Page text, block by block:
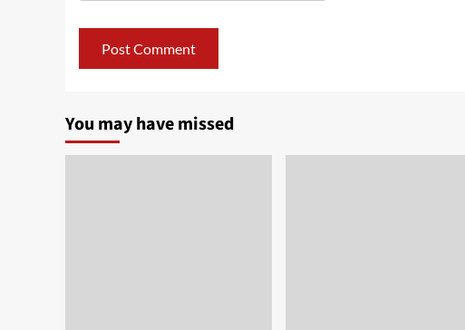
You may have missed